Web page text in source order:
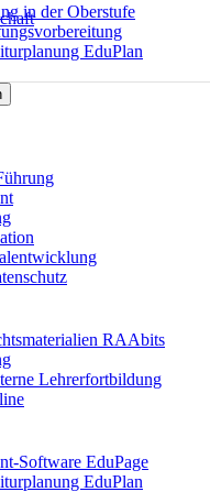
in der Oberstufe
EduPlan
RAAbits
Lehrerfortbildung
Software EduPage
EduPlan